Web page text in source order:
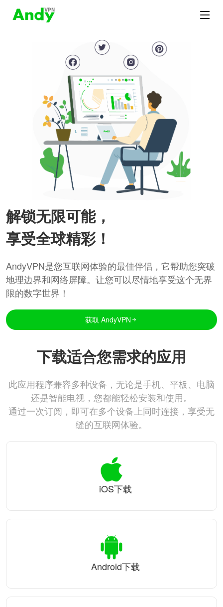
解锁无限可能，
享受全球精彩！
AndyVPN是您互联网体验的最佳伴侣，它帮助您突破
地理边界和网络屏障。让您可以尽情地享受这个无界
限的数字世界！
获取 AndyVPN
下载适合您需求的应用
此应用程序兼容多种设备，无论是手机、平板、电脑
还是智能电视，您都能轻松安装和使用。
通过一次订阅，即可在多个设备上同时连接，享受无
缝的互联网体验。
iOS下载
Android下载